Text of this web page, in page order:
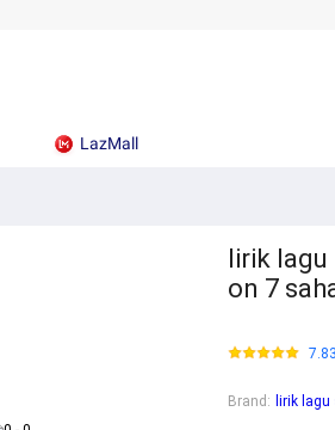
LazMall
lirik lagu
on 7
Brand : lirik